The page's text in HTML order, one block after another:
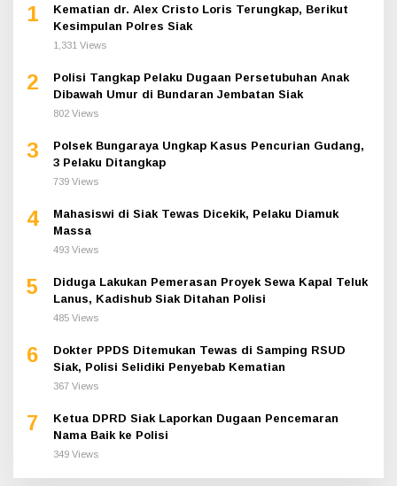
1
Kematian dr. Alex Cristo Loris Terungkap, Berikut
Kesimpulan Polres Siak
1,331 Views
2
Polisi Tangkap Pelaku Dugaan Persetubuhan Anak
Dibawah Umur di Bundaran Jembatan Siak
802 Views
3
Polsek Bungaraya Ungkap Kasus Pencurian Gudang,
3 Pelaku Ditangkap
739 Views
4
Mahasiswi di Siak Tewas Dicekik, Pelaku Diamuk
Massa
493 Views
5
Diduga Lakukan Pemerasan Proyek Sewa Kapal Teluk
Lanus, Kadishub Siak Ditahan Polisi
485 Views
6
Dokter PPDS Ditemukan Tewas di Samping RSUD
Siak, Polisi Selidiki Penyebab Kematian
367 Views
7
Ketua DPRD Siak Laporkan Dugaan Pencemaran
Nama Baik ke Polisi
349 Views